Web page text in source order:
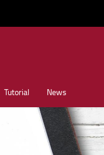
Tutorial News